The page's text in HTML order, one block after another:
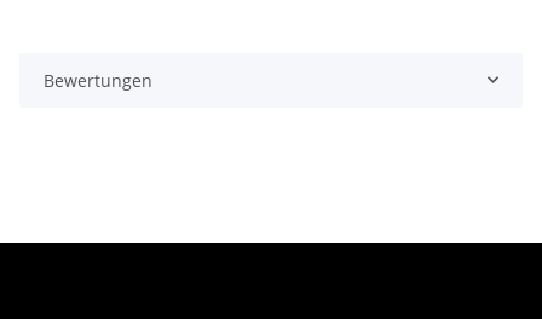
Bewertungen